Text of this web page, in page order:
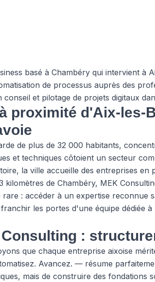
basé à Chambéry qui intervient à
de processus auprès des
et pilotage de projets digitaux
proximité d'Aix-les-
de plus de 32 000 habitants,
et techniques côtoient un secteur
la ville accueille des entreprises
kilomètres de Chambéry, MEK
: accéder à un expertise reconnue
les portes d'une équipe dédiée
:
que chaque entreprise aixoise
Avancez. — résume
mais de construire des fondations